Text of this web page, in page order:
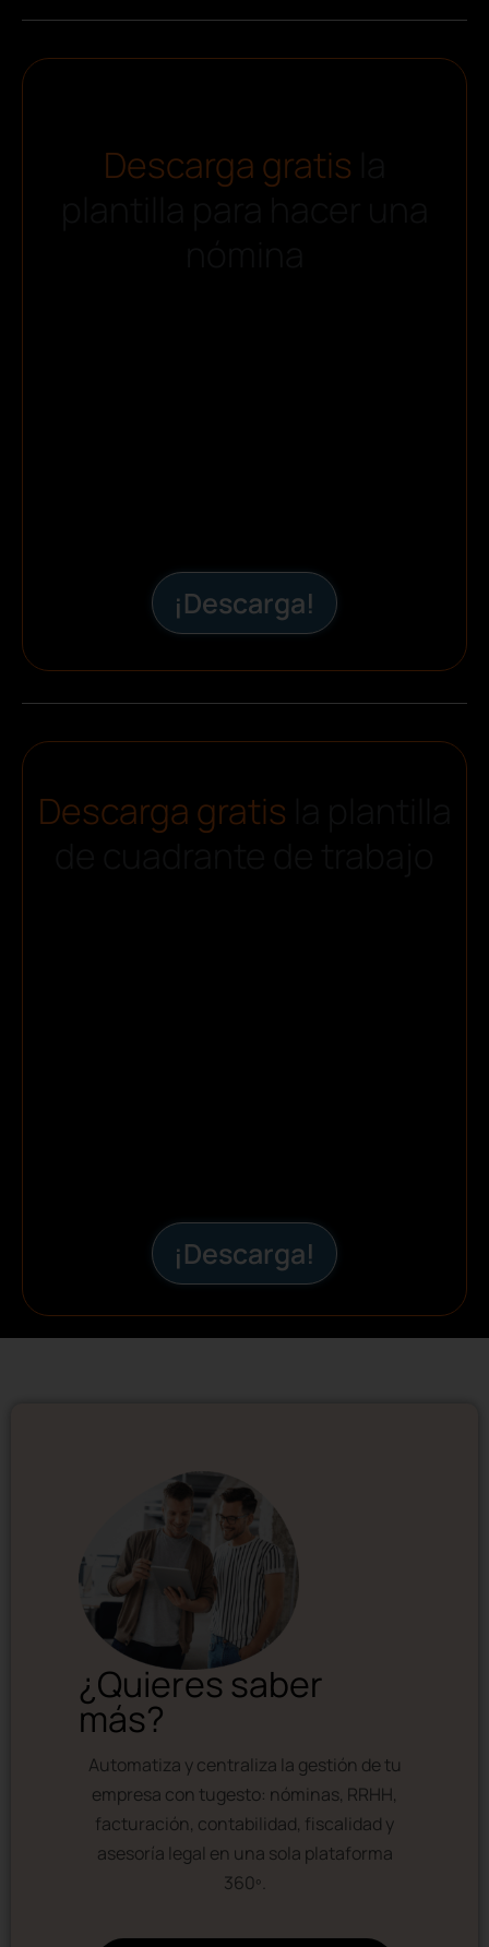
Descarga gratis
¡Descarga!
Descarga gratis
¡Descarga!
¿Quieres saber
más?
Automatiza y centraliza la gestión de tu
empresa con tugesto: nóminas, RRHH,
facturación, contabilidad, fiscalidad y
asesoría legal en una sola plataforma
360º.